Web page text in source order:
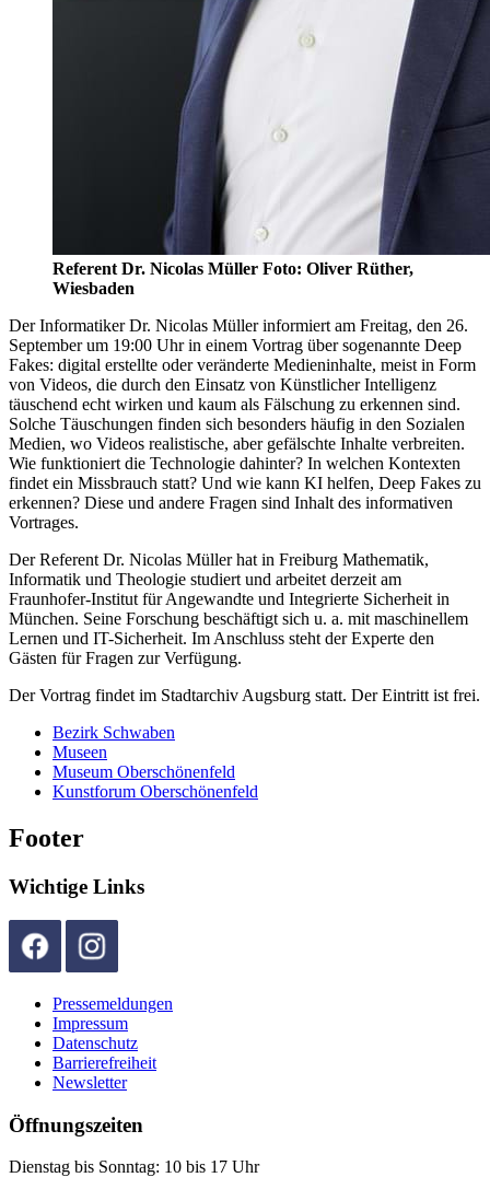
Referent Dr. Nicolas Müller Foto: Oliver Rüther,
Wiesbaden
Der Informatiker Dr. Nicolas Müller informiert am Freitag, den 26.
September um 19:00 Uhr in einem Vortrag über sogenannte Deep
Fakes: digital erstellte oder veränderte Medieninhalte, meist in Form
von Videos, die durch den Einsatz von Künstlicher Intelligenz
täuschend echt wirken und kaum als Fälschung zu erkennen sind.
Solche Täuschungen finden sich besonders häufig in den Sozialen
Medien, wo Videos realistische, aber gefälschte Inhalte verbreiten.
Wie funktioniert die Technologie dahinter? In welchen Kontexten
findet ein Missbrauch statt? Und wie kann KI helfen, Deep Fakes zu
erkennen? Diese und andere Fragen sind Inhalt des informativen
Vortrages.
Der Referent Dr. Nicolas Müller hat in Freiburg Mathematik,
Informatik und Theologie studiert und arbeitet derzeit am
Fraunhofer-Institut für Angewandte und Integrierte Sicherheit in
München. Seine Forschung beschäftigt sich u. a. mit maschinellem
Lernen und IT-Sicherheit. Im Anschluss steht der Experte den
Gästen für Fragen zur Verfügung.
Der Vortrag findet im Stadtarchiv Augsburg statt. Der Eintritt ist frei.
Bezirk Schwaben
Museen
Museum Oberschönenfeld
Kunstforum Oberschönenfeld
Footer
Wichtige Links
Pressemeldungen
Impressum
Datenschutz
Barrierefreiheit
Newsletter
Öffnungszeiten
Dienstag bis Sonntag: 10 bis 17 Uhr